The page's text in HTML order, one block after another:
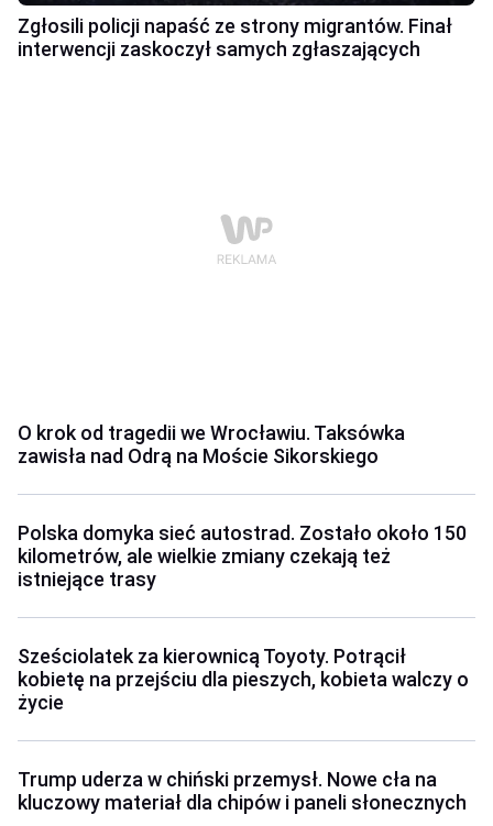
Zgłosili policji napaść ze strony migrantów. Finał
interwencji zaskoczył samych zgłaszających
O krok od tragedii we Wrocławiu. Taksówka
zawisła nad Odrą na Moście Sikorskiego
Polska domyka sieć autostrad. Zostało około 150
kilometrów, ale wielkie zmiany czekają też
istniejące trasy
Sześciolatek za kierownicą Toyoty. Potrącił
kobietę na przejściu dla pieszych, kobieta walczy o
życie
Trump uderza w chiński przemysł. Nowe cła na
kluczowy materiał dla chipów i paneli słonecznych